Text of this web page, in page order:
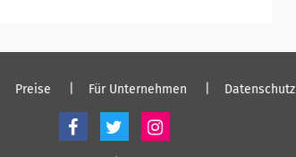
Preise Für Unternehmen Datenschutz